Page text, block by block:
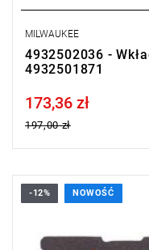
MILWAUKEE
4932502036 -
4932501871
Price tax included
173,36 zł
197,00 zł
-12% NOWOŚĆ